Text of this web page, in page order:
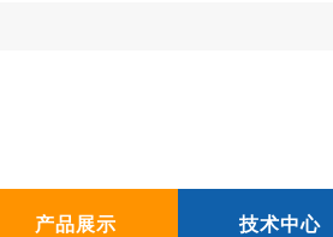
产品展示 技术中心